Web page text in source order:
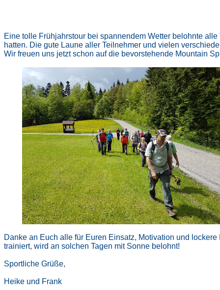
Eine tolle Frühjahrstour bei spannendem Wetter belohnte
hatten. Die gute Laune aller Teilnehmer und vielen
Wir freuen uns jetzt schon auf die bevorstehende Mountain
Danke an Euch alle für Euren Einsatz, Motivation und
trainiert, wird an solchen Tagen mit Sonne belohnt!
Sportliche Grüße,
Heike und Frank